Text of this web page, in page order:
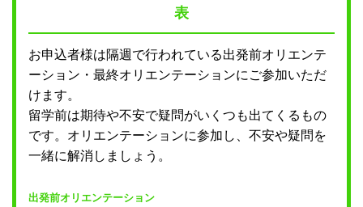
表
お申込者様は隔週で行われている出発前オリエンテ
ーション・最終オリエンテーションにご参加いただ
けます。
留学前は期待や不安で疑問がいくつも出てくるもの
です。オリエンテーションに参加し、不安や疑問を
一緒に解消しましょう。
出発前オリエンテーション